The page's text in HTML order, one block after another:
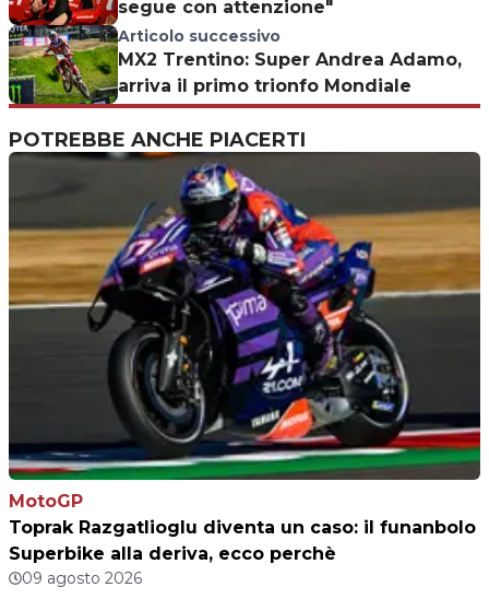
segue con attenzione"
Articolo successivo
MX2 Trentino: Super Andrea Adamo,
arriva il primo trionfo Mondiale
POTREBBE ANCHE PIACERTI
MotoGP
Toprak Razgatlioglu diventa un caso: il funanbolo
Superbike alla deriva, ecco perchè
09 agosto 2026